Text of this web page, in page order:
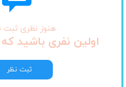
هنوز نظری ثبت
اولین نفری باشید
ثبت نظر